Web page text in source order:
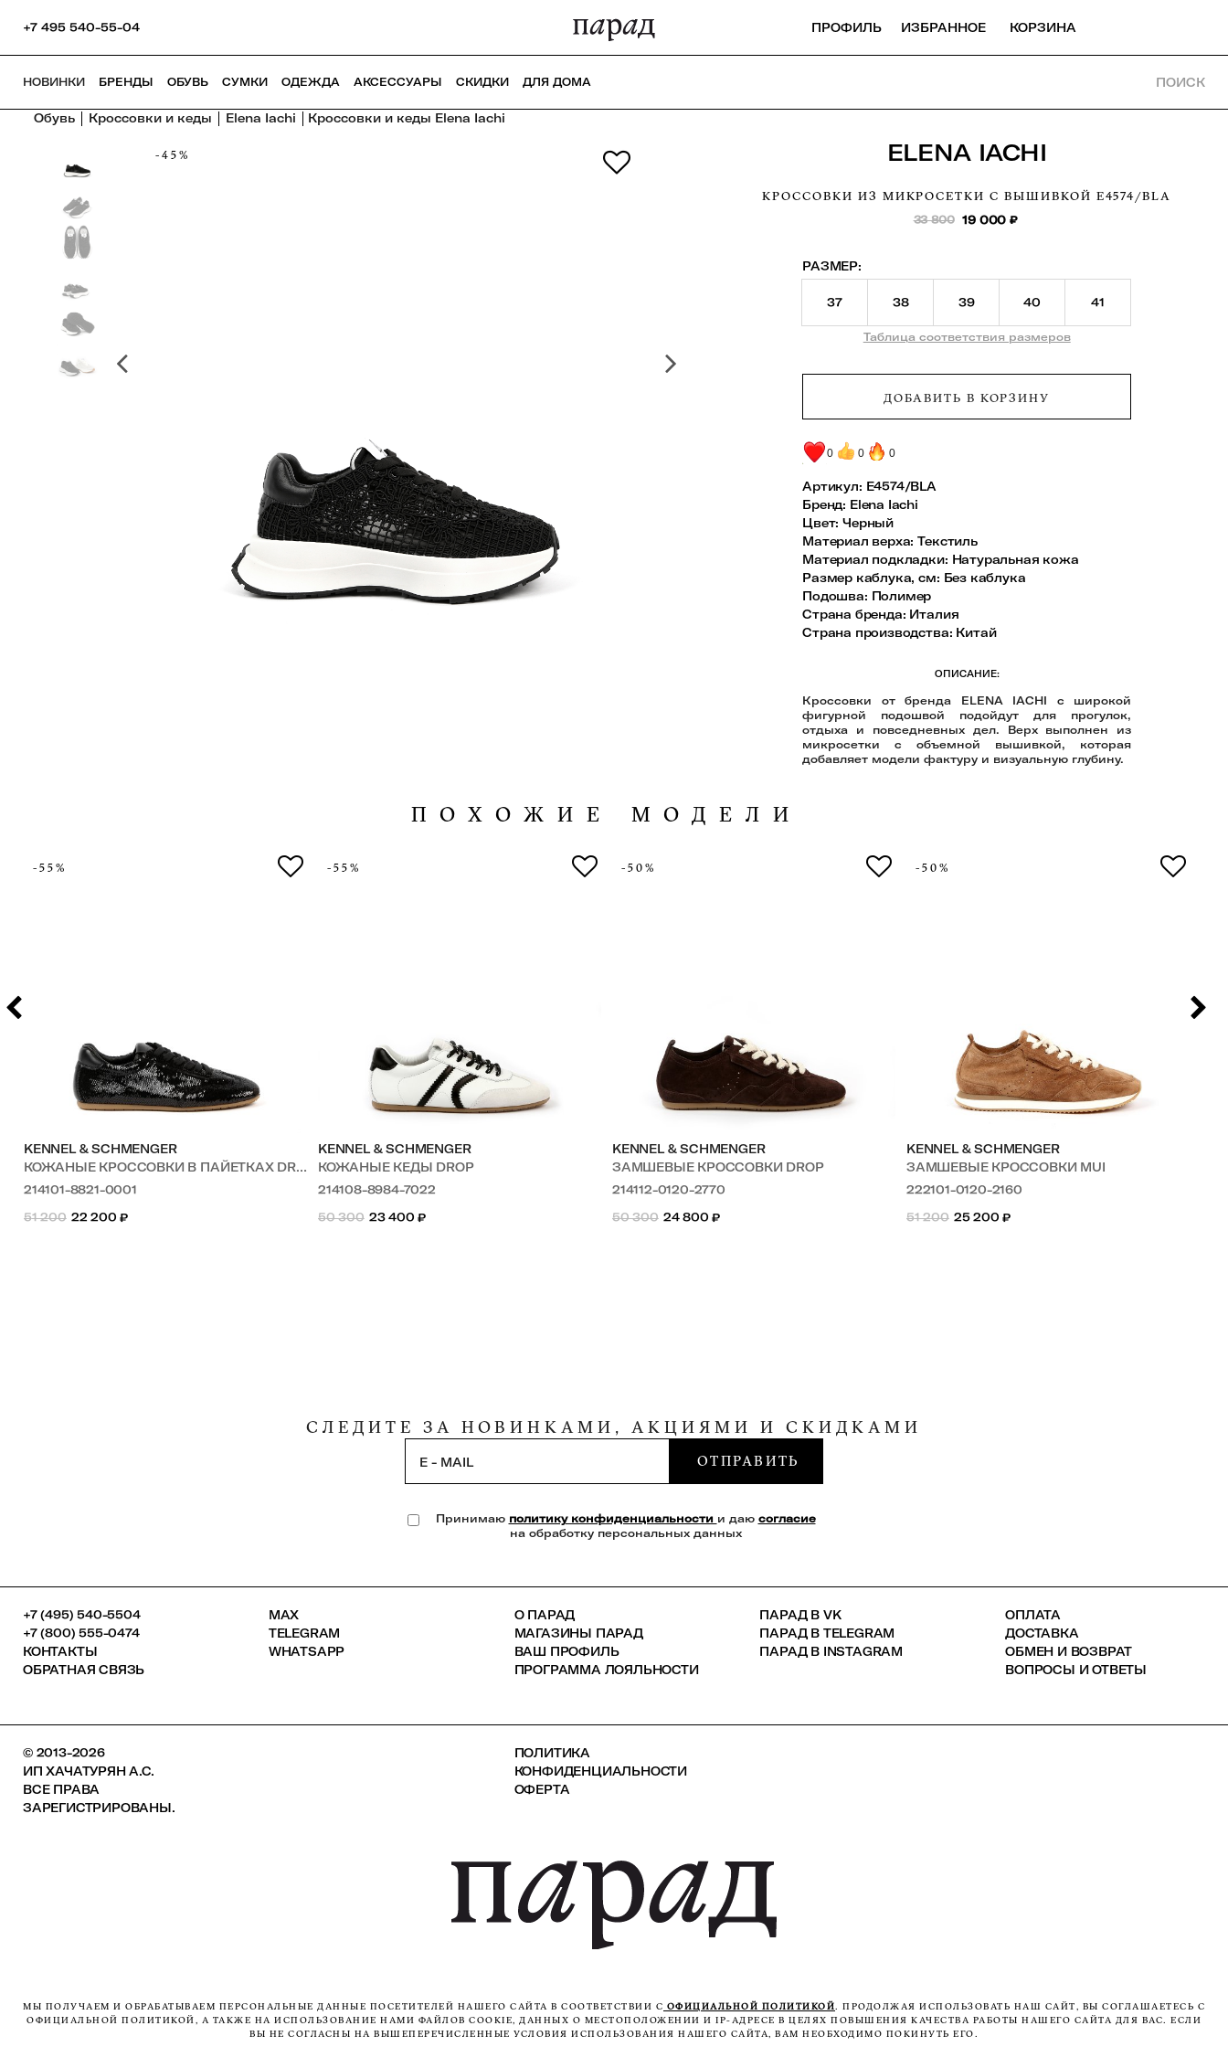
+7 495 540-55-04 ПРОФИЛЬ ИЗБРАННОЕ КОРЗИНА
НОВИНКИ БРЕНДЫ ОБУВЬ СУМКИ ОДЕЖДА АКСЕССУАРЫ СКИДКИ ДЛЯ ДОМА ПОИСК
Обувь Кроссовки и кеды Elena Iachi Кроссовки и кеды Elena Iachi
-45% ELENA IACHI
КРОССОВКИ ИЗ МИКРОСЕТКИ С ВЫШИВКОЙ E4574/BLA
33 800 19 000 ₽
РАЗМЕР:
37 38 39 40 41
Таблица соответствия размеров
ДОБАВИТЬ В КОРЗИНУ
0 0 0
Артикул: E4574/BLA
Бренд: Elena Iachi
Цвет: Черный
Материал верха: Текстиль
Материал подкладки: Натуральная кожа
Размер каблука, см: Без каблука
Подошва: Полимер
Страна бренда: Италия
Страна производства: Китай
ОПИСАНИЕ:
Кроссовки от бренда ELENA IACHI с широкой
фигурной подошвой подойдут для прогулок,
отдыха и повседневных дел. Верх выполнен из
микросетки с объемной вышивкой, которая
добавляет модели фактуру и визуальную глубину.
ПОХОЖИЕ МОДЕЛИ
-55%
KENNEL & SCHMENGER
КОЖАНЫЕ КРОССОВКИ В ПАЙЕТКАХ DROP
214101-8821-0001
51 200
22 200 ₽
-55%
KENNEL & SCHMENGER
КОЖАНЫЕ КЕДЫ DROP
214108-8984-7022
50 300
23 400 ₽
-50%
KENNEL & SCHMENGER
ЗАМШЕВЫЕ КРОССОВКИ DROP
214112-0120-2770
50 300
24 800 ₽
-50%
KENNEL & SCHMENGER
ЗАМШЕВЫЕ КРОССОВКИ MUI
222101-0120-2160
51 200
25 200 ₽
СЛЕДИТЕ ЗА НОВИНКАМИ, АКЦИЯМИ И СКИДКАМИ
E - MAIL ОТПРАВИТЬ
Принимаю политику конфиденциальности и даю согласие
на обработку персональных данных
+7 (495) 540-5504
+7 (800) 555-0474
КОНТАКТЫ
ОБРАТНАЯ СВЯЗЬ
MAX
TELEGRAM
WHATSAPP
О ПАРАД
МАГАЗИНЫ ПАРАД
ВАШ ПРОФИЛЬ
ПРОГРАММА ЛОЯЛЬНОСТИ
ПАРАД В VK
ПАРАД В TELEGRAM
ПАРАД В INSTAGRAM
ОПЛАТА
ДОСТАВКА
ОБМЕН И ВОЗВРАТ
ВОПРОСЫ И ОТВЕТЫ
© 2013-2026
ИП ХАЧАТУРЯН А.С.
ВСЕ ПРАВА
ЗАРЕГИСТРИРОВАНЫ.
ПОЛИТИКА
КОНФИДЕНЦИАЛЬНОСТИ
ОФЕРТА
МЫ ПОЛУЧАЕМ И ОБРАБАТЫВАЕМ ПЕРСОНАЛЬНЫЕ ДАННЫЕ ПОСЕТИТЕЛЕЙ НАШЕГО САЙТА В СООТВЕТСТВИИ С ОФИЦИАЛЬНОЙ ПОЛИТИКОЙ. ПРОДОЛЖАЯ ИСПОЛЬЗОВАТЬ НАШ САЙТ, ВЫ СОГЛАШАЕТЕСЬ С
ОФИЦИАЛЬНОЙ ПОЛИТИКОЙ, А ТАКЖЕ НА ИСПОЛЬЗОВАНИЕ НАМИ ФАЙЛОВ COOKIE, ДАННЫХ О МЕСТОПОЛОЖЕНИИ И IP-АДРЕСЕ В ЦЕЛЯХ ПОВЫШЕНИЯ КАЧЕСТВА РАБОТЫ НАШЕГО САЙТА ДЛЯ ВАС. ЕСЛИ
ВЫ НЕ СОГЛАСНЫ НА ВЫШЕПЕРЕЧИСЛЕННЫЕ УСЛОВИЯ ИСПОЛЬЗОВАНИЯ НАШЕГО САЙТА, ВАМ НЕОБХОДИМО ПОКИНУТЬ ЕГО.